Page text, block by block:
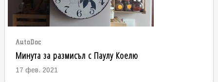
AutoDoc
Минута за размисъл с Паулу Коелю
17 фев. 2021